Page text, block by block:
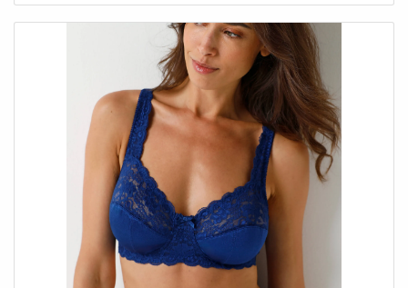
doublés• Côtés et basque en dentelle• Bretelles réglables
au dos• Double ou triple agrafage dos selon les tailles, 3
positions pour bonnets D et EBlancheporte s’engage• Ce
produit est labellisé OEKO-TEX® STANDARD 100 (n° CQ
1216/3 IFTH). Ce label contribue à une sécurité du produit
élevée, avec des critères de test stricts, au-delà des
exigences réglementaires en vigueur sur le plan national et
européen.Photos retouchées.